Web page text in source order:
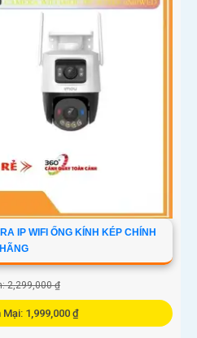
IP WIFI ỐNG KÍNH KÉP CHÍNH
HÃNG
2,299,000 ₫
Mại: 1,999,000 ₫